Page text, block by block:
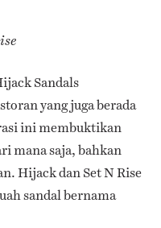
Sandals
yang juga berada
ini membuktikan
mana saja, bahkan
Hijack dan Set N Rise
sandal bernama